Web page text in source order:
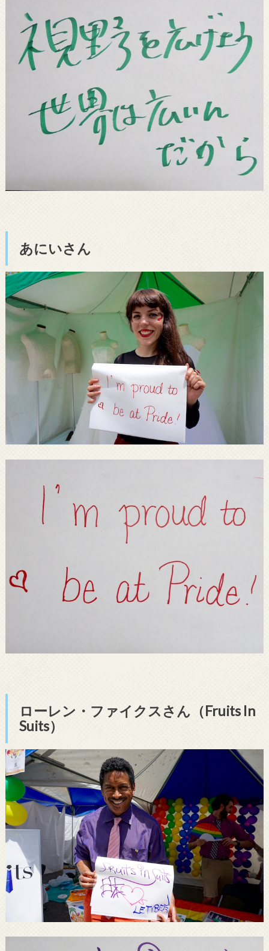
あにいさん
ローレン・ファイクスさん（Fruits In
Suits）